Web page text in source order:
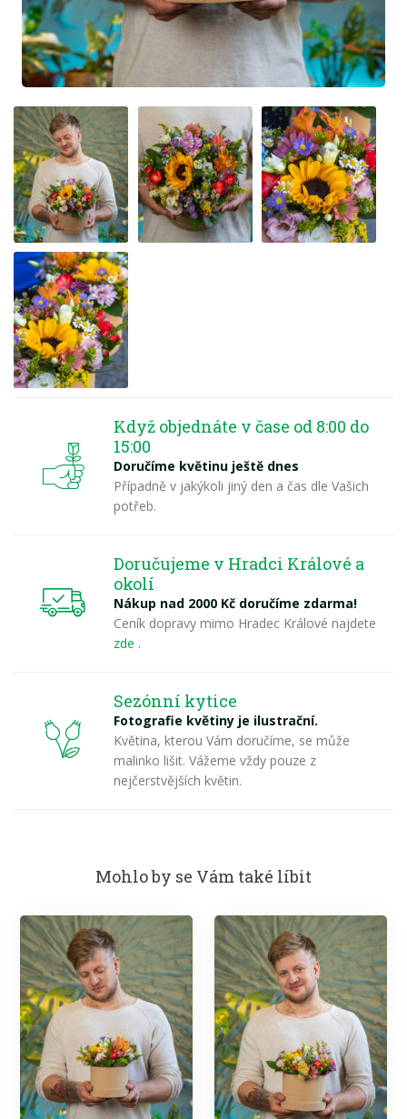
Když objednáte v čase od 8:00 do
15:00
Doručíme květinu ještě dnes
Případně v jakýkoli jiný den a čas dle Vašich
potřeb.
Doručujeme v Hradci Králové a
okolí
Nákup nad 2000 Kč doručíme zdarma!
Ceník dopravy mimo Hradec Králové najdete
zde .
Sezónní kytice
Fotografie květiny je ilustrační.
Květina, kterou Vám doručíme, se může
malinko lišit. Vážeme vždy pouze z
nejčerstvějších květin.
Mohlo by se Vám také líbit